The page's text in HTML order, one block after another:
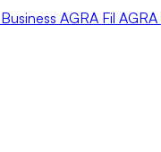
Business AGRA Fil AGRA